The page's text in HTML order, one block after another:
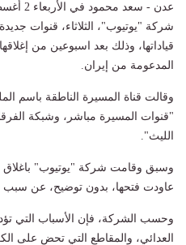
شركة "يوتيوب"، الثلاثاء، قنوات
المدعومة من إيران.
وقالت قناة المسيرة الناطقة باسم
"قنوات المسيرة مباشر، وشبكة
الليث".
وسبق وقامت شركة "يوتيوب" باغلاق
عاودت فتحها، بدون توضيح، عن سبب
وحسب الشركة، فإن الأسباب التي
العدائي، والمقاطع التي تحض على